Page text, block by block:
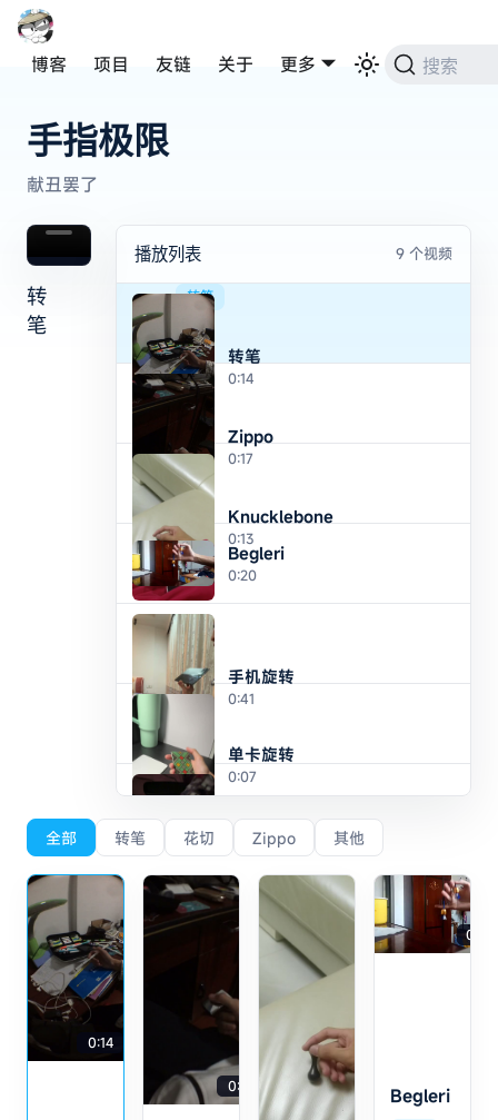
博客 项目 友链 关于 更多 搜索
手指极限
献丑罢了
转
笔
转笔
播放列表 9 个视频
转笔
0:14
Zippo
0:17
Knucklebone
0:13
Begleri
0:20
手机旋转
0:41
单卡旋转
0:07
纸牌旋转
0:09
Riffle Fan 开扇
转手机
0:10
全部 转笔 花切 Zippo 其他
0:14
0:17
0:20
Begleri